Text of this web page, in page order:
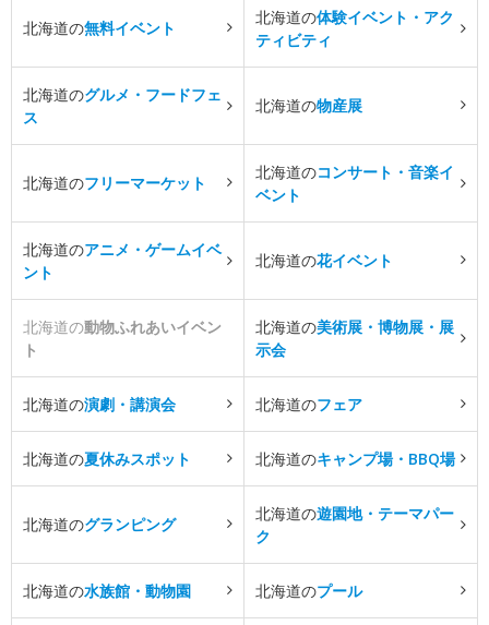
北海道の無料イベント
北海道の体験イベント・アク
ティビティ
北海道のグルメ・フードフェ
ス
北海道の物産展
北海道のフリーマーケット
北海道のコンサート・音楽イ
ベント
北海道のアニメ・ゲームイベ
ント
北海道の花イベント
北海道の動物ふれあいイベン
ト
北海道の美術展・博物展・展
示会
北海道の演劇・講演会 北海道のフェア
北海道の夏休みスポット 北海道のキャンプ場・BBQ場
北海道のグランピング
北海道の遊園地・テーマパー
ク
北海道の水族館・動物園 北海道のプール